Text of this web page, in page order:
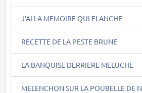
J'AI LA MEMOIRE QUI FLANCHE
RECETTE DE LA PESTE BRUNE
LA BANQUISE DERRIERE MELUCHE
MELENCHON SUR LA POUBELLE DE N